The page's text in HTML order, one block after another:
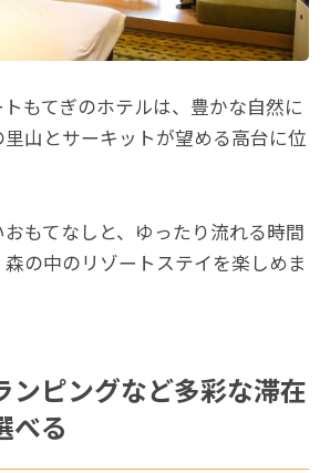
もてぎのホテルは、豊かな自然に
山とサーキットが望める高台に位
もてなしと、ゆったり流れる時間
の中のリゾートステイを楽しめま
ンピングなど多彩な滞在
べる